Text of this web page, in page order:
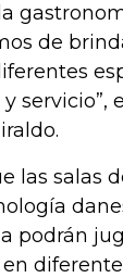
de
servicio”,
las salas
podrán